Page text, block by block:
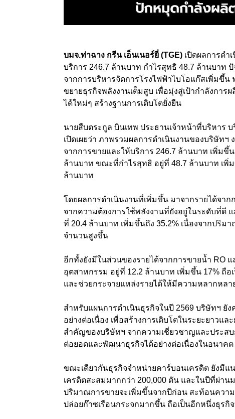
บมจ.ท่าฉาง กรีน เอ็นเนอร์ยี่ (TGE) เปิดผลการดำ
บริการ 246.7 ล้านบาท กำไรสุทธิ 48.7 ล้านบาท
จากการบริหารจัดการโรงไฟฟ้าไบโอแก๊สเพิ่มขึ้น
ขยายธุรกิจพลังงานเต็มสูบ เพื่อมุ่งสู่เป้ากำลังการ
ได้ใหม่ๆ สร้างฐานการเติบโตยั่งยืน
นายสืบตระกูล บินเทพ ประธานเจ้าหน้าที่บริหาร
เปิดเผยว่า ภาพรวมผลการดำเนินงานของบริษัทฯ
จากการขายและให้บริการ 246.7 ล้านบาท เพิ่มขึ้
ล้านบาท ขณะที่กำไรสุทธิ อยู่ที่ 48.7 ล้านบาท เพิ่
ล้านบาท
โดยผลการดำเนินงานที่เพิ่มขึ้น มาจากรายได้จา
จากความต้องการใช้พลังงานที่ยังอยู่ในระดับที่ดี
ที่ 20.4 ล้านบาท เพิ่มขึ้นถึง 35.2% เนื่องจากปริม
จำนวนสูงขึ้น
อีกทั้งยังมีในส่วนของรายได้จากการขายน้ำ RO
อุตสาหกรรม อยู่ที่ 12.2 ล้านบาท เพิ่มขึ้น 17% ถื
และช่วยกระจายแหล่งรายได้ให้มีความหลากหล
สำหรับแผนการดำเนินธุรกิจในปี 2569 บริษัทฯ
อย่างต่อเนื่อง เพื่อสร้างการเติบโตในระยะยาวแ
สำคัญของบริษัทฯ จากความเชี่ยวชาญและประส
ต่อยอดและพัฒนาธุรกิจได้อย่างต่อเนื่องในอนาคต
ขณะเดียวกันธุรกิจจำหน่ายคาร์บอนเครดิต ยังมี
เครดิตสะสมมากกว่า 200,000 ตัน และในปีที่ผ่า
ปริมาณการขายจะเพิ่มขึ้นจากปีก่อน สะท้อนควา
ปล่อยก๊าซเรือนกระจกมากขึ้น ถือเป็นอีกหนึ่งธุรกิ